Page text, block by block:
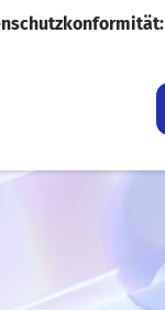
Infos und eine
und Lehre an der
und